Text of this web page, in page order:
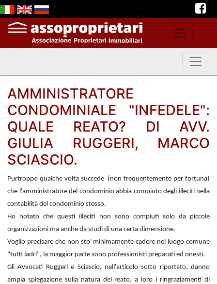
AMMINISTRATORE
CONDOMINIALE "INFEDELE":
QUALE REATO? DI AVV.
GIULIA RUGGERI, MARCO
SCIASCIO.
Purtroppo qualche volta succede (non frequentemente per fortuna)
che l'amministratore del condominio abbia compiuto degli illeciti nella
contabilità del condominio stesso.
Ho notato che questi illeciti non sono compiuti solo da piccole
organizzazioni ma anche da studi di una certa dimensione.
Voglio precisare che non sto' minimamente cadere nel luogo comune
"tutti ladri", la maggior parte sono professionisti preparati ed onesti.
Gli Avvocati Ruggeri e Sciascio, nell'articolo sotto riportato, danno
ampia spiegazione sulla natura del reato, a loro i ringraziamenti di